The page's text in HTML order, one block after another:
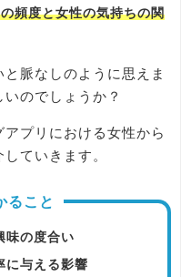
頻度と女性の気持ちの関
脈なしのように思えま
のでしょうか？
プリにおける女性から
ていきます。
ること
味の度合い
に与える影響